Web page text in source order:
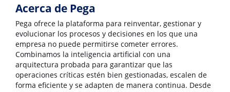
Acerca de Pega
Pega ofrece la plataforma para reinventar, gestionar y
evolucionar los procesos y decisiones en los que una
empresa no puede permitirse cometer errores.
Combinamos la inteligencia artificial con una
arquitectura probada para garantizar que las
operaciones críticas estén bien gestionadas, escalen de
forma eficiente y se adapten de manera continua. Desde